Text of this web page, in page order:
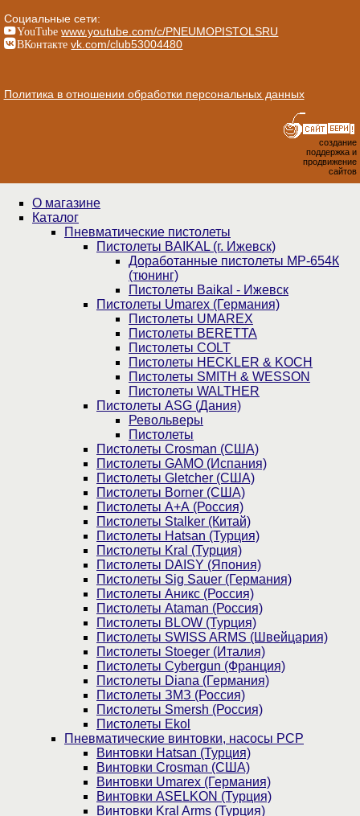
Социальные сети:
YouTube www.youtube.com/c/PNEUMOPISTOLSRU
ВКонтакте vk.com/club53004480
Политика в отношении обработки персональных данных
создание
поддержка и
продвижение
сайтов
О магазине
Каталог
Пнев­ма­ти­чес­кие пистолеты
Пистолеты BAIKAL (г. Ижевск)
Доработанные пистолеты МР-654К
(тюнинг)
Пистолеты Baikal - Ижевск
Пистолеты Umarex (Германия)
Пистолеты UMAREX
Пистолеты BERETTA
Пистолеты COLT
Пистолеты HECKLER & KOCH
Пистолеты SMITH & WESSON
Пистолеты WALTHER
Пистолеты ASG (Дания)
Револьверы
Пистолеты
Пистолеты Crosman (США)
Пистолеты GAMO (Испания)
Пистолеты Gletcher (США)
Пистолеты Borner (США)
Пистолеты А+А (Россия)
Пистолеты Stalker (Китай)
Пистолеты Hatsan (Турция)
Пистолеты Kral (Турция)
Пистолеты DAISY (Япония)
Пистолеты Sig Sauer (Германия)
Пистолеты Аникс (Россия)
Пистолеты Ataman (Россия)
Пистолеты BLOW (Турция)
Пистолеты SWISS ARMS (Швейцария)
Пистолеты Stoeger (Италия)
Пистолеты Cybergun (Франция)
Пистолеты Diana (Германия)
Пистолеты ЗМЗ (Россия)
Пистолеты Smersh (Россия)
Пистолеты Ekol
Пневматические винтовки, насосы PCP
Винтовки Hatsan (Турция)
Винтовки Crosman (США)
Винтовки Umarex (Германия)
Винтовки ASELKON (Турция)
Винтовки Kral Arms (Турция)